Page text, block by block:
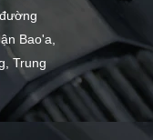
Bao'a,
Trung